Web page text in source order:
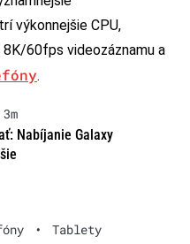
výkonnejšie CPU,
60fps videozáznamu a
.
3m
Nabíjanie Galaxy
• Tablety